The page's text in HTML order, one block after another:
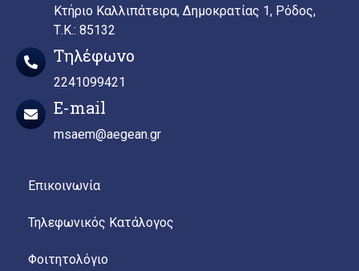
Κτήριο Καλλιπάτειρα, Δημοκρατίας 1, Ρόδος,
Τ.Κ.: 85132
Τηλέφωνο
2241099421
E-mail
msaem@aegean.gr
Επικοινωνία
Τηλεφωνικός Κατάλογος
Φοιτητολόγιο